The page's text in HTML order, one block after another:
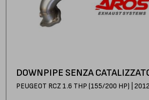
DOWNPIPE SENZA
PEUGEOT RCZ 1.6 THP (155/200 HP) |